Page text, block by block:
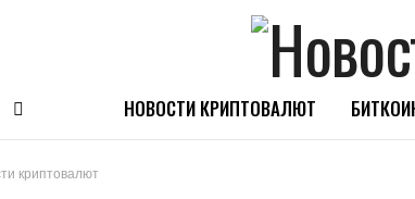
НОВОСТИ КРИПТОВАЛЮТ
криптовалют